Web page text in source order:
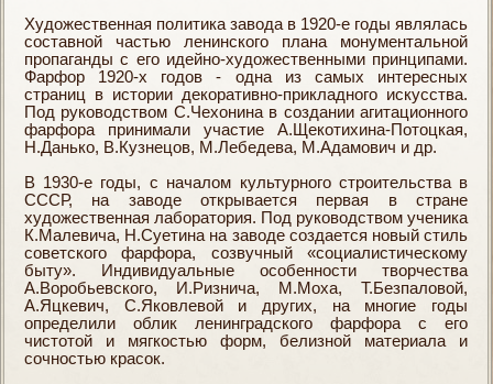
Художественная политика завода в 1920-е годы являлась
составной частью ленинского плана монументальной
пропаганды с его идейно-художественными принципами.
Фарфор 1920-х годов - одна из самых интересных
страниц в истории декоративно-прикладного искусства.
Под руководством С.Чехонина в создании агитационного
фарфора принимали участие А.Щекотихина-Потоцкая,
Н.Данько, В.Кузнецов, М.Лебедева, М.Адамович и др.
В 1930-е годы, с началом культурного строительства в
СССР, на заводе открывается первая в стране
художественная лаборатория. Под руководством ученика
К.Малевича, Н.Суетина на заводе создается новый стиль
советского фарфора, созвучный «социалистическому
быту». Индивидуальные особенности творчества
А.Воробьевского, И.Ризнича, М.Моха, Т.Безпаловой,
А.Яцкевич, С.Яковлевой и других, на многие годы
определили облик ленинградского фарфора с его
чистотой и мягкостью форм, белизной материала и
сочностью красок.